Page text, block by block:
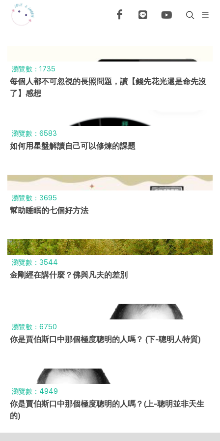
瀏覽數：1735
每個人都不可忽視的長照問題，讀【錢先花光還是命先沒
了】感想
瀏覽數：6583
如何用星盤解讀自己可以修煉的課題
瀏覽數：3695
幫助睡眠的七個好方法
瀏覽數：3544
金剛經在講什麼？佛與凡夫的差別
瀏覽數：6750
你是賈伯斯口中那個極度聰明的人嗎？ (下-聰明人特質)
瀏覽數：4949
你是賈伯斯口中那個極度聰明的人嗎？(上-聰明並非天生
的)